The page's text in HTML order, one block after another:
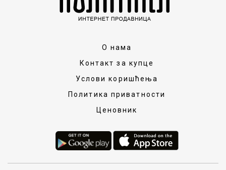
О нама
Контакт за купце
Услови коришћења
Политика приватности
Ценовник